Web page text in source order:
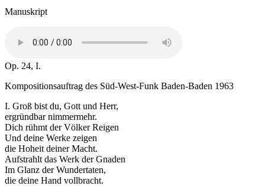
Manuskript
Op. 24, I.
Kompositionsauftrag des Süd-West-Funk Baden-Baden 1963
I. Groß bist du, Gott und Herr,
ergründbar nimmermehr.
Dich rühmt der Völker Reigen
Und deine Werke zeigen
die Hoheit deiner Macht.
Aufstrahlt das Werk der Gnaden
Im Glanz der Wundertaten,
die deine Hand vollbracht.